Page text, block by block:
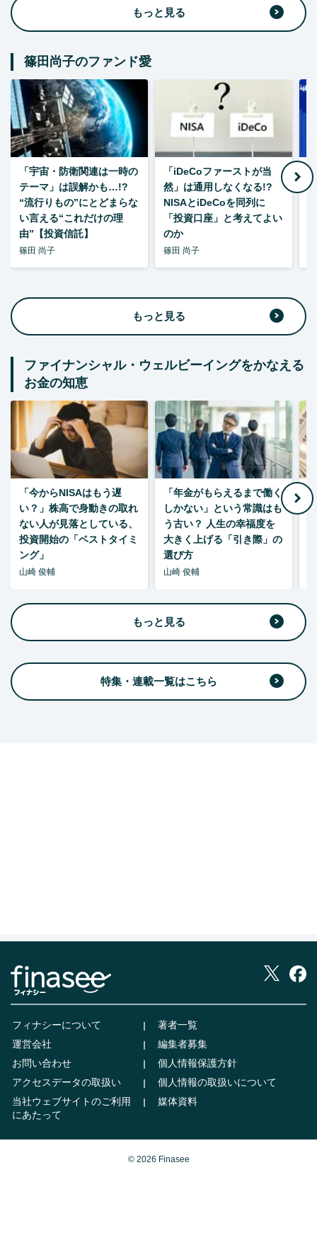
もっと見る
篠田尚子のファンド愛
「宇宙・防衛関連は一時の
テーマ」は誤解かも…!?
“流行りもの”にとどまらな
い言える“これだけの理
由”【投資信託】
篠田 尚子
「iDeCoファーストが当
然」は通用しなくなる!?
NISAとiDeCoを同列に
「投資口座」と考えてよい
のか
篠田 尚子
もっと見る
ファイナンシャル・ウェルビーイングをかなえる
お金の知恵
「今からNISAはもう遅
い？」株高で身動きの取れ
ない人が見落としている、
投資開始の「ベストタイミ
ング」
山崎 俊輔
「年金がもらえるまで働く
しかない」という常識はも
う古い？ 人生の幸福度を
大きく上げる「引き際」の
選び方
山崎 俊輔
もっと見る
特集・連載一覧はこちら
フィナシーについて
著者一覧
運営会社
編集者募集
お問い合わせ
個人情報保護方針
アクセスデータの取扱い
個人情報の取扱いについて
当社ウェブサイトのご利用
にあたって
媒体資料
© 2026 Finasee